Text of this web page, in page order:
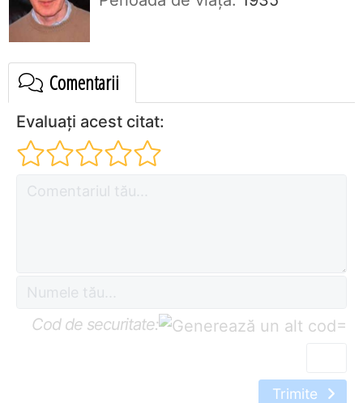
Comentarii
Evaluați acest citat:
Cod de securitate: =
Trimite